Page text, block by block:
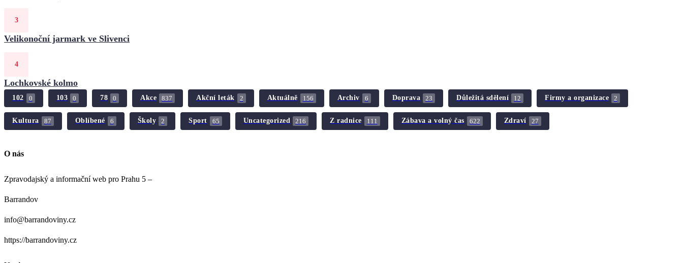
Velikonoční jarmark ve Slivenci
Lochkovské kolmo
102 0 103 0 78 0 Akce 837 Akční leták 2 Aktuálně 156 Archiv 6 Doprava 23 Důležitá sdělení 12 Firmy a organizace 2
Kultura 87 Oblíbené 6 Školy 2 Sport 65 Uncategorized 216 Z radnice 111 Zábava a volný čas 622 Zdraví 27
O nás
Zpravodajský a informační web pro Prahu 5 –
Barrandov
info@barrandoviny.cz
https://barrandoviny.cz